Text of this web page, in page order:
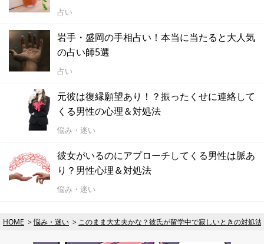
占い
岩手・盛岡の手相占い！本当に当たると大人気
の占い師5選
占い
元彼は復縁願望あり！？振ったくせに連絡して
くる男性の心理＆対処法
悩み・迷い
彼女がいるのにアプローチしてくる男性は脈あ
り？男性心理＆対処法
悩み・迷い
HOME 悩み・迷い このまま大丈夫かな？彼氏が留学中で寂しいときの対処法